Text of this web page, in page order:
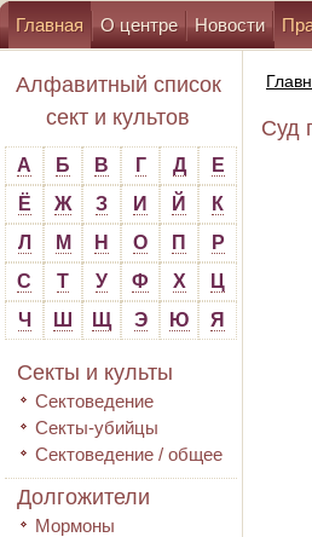
Главная О центре Новости
Помощь центру
Алфавитный список
сект и культов
А Б В Г Д
Е
Ё
Ж З И Й
К
Л
М Н О П
Р
С
Т У Ф Х
Ц
Ч
Ш Щ Э Ю Я
Секты и культы
Сектоведение
Секты-убийцы
Сектоведение / общее
Долгожители
Мормоны
Суд